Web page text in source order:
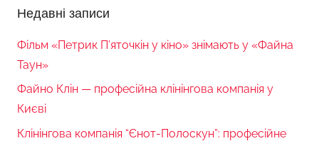
Недавні записи
Фільм «Петрик П’яточкін у кіно» знімають у «Файна
Таун»
Файно Клін — професійна клінінгова компанія у
Києві
Клінінгова компанія “Єнот-Полоскун”: професійне